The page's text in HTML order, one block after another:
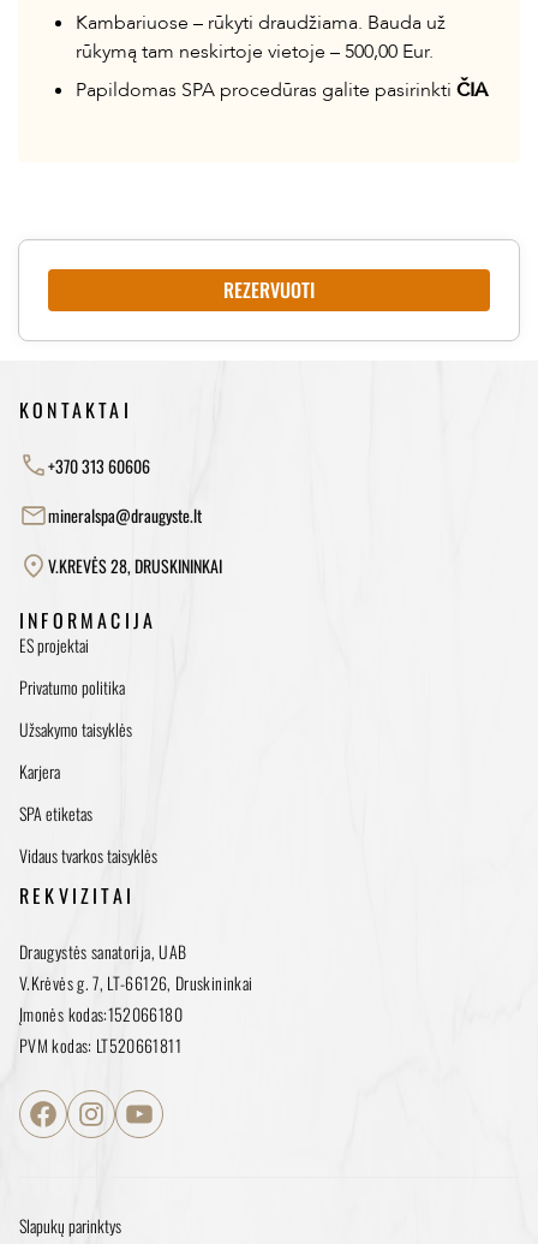
Kambariuose – rūkyti draudžiama. Bauda už
rūkymą tam neskirtoje vietoje – 500,00 Eur.
Papildomas SPA procedūras galite pasirinkti ČIA
REZERVUOTI
KONTAKTAI
+370 313 60606
mineralspa@draugyste.lt
V.KREVĖS 28, DRUSKININKAI
INFORMACIJA
ES projektai
Privatumo politika
Užsakymo taisyklės
Karjera
SPA etiketas
Vidaus tvarkos taisyklės
REKVIZITAI
Draugystės sanatorija, UAB
V.Krėvės g. 7, LT-66126, Druskininkai
Įmonės kodas:152066180
PVM kodas: LT520661811
Facebook Instagram YouTube
Slapukų parinktys